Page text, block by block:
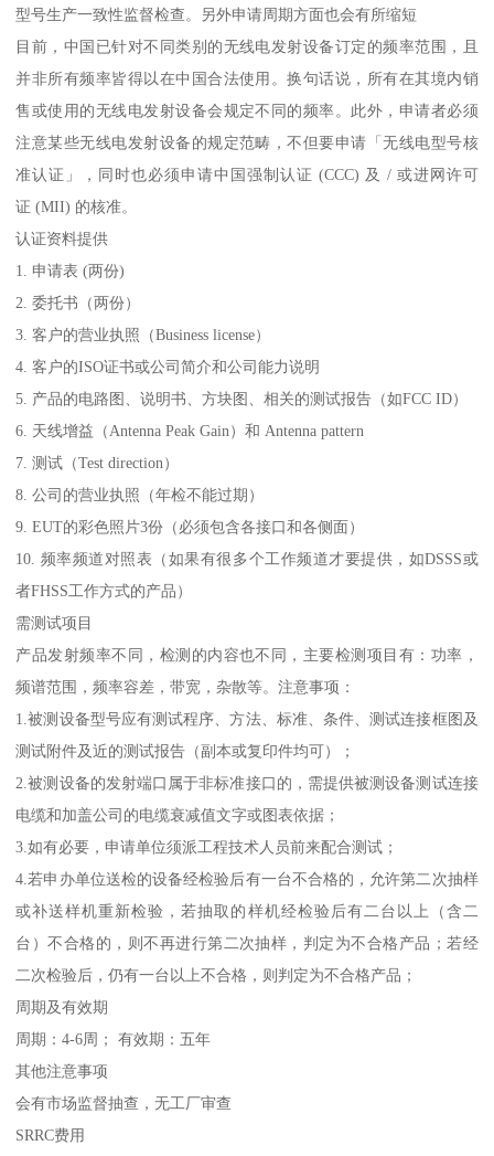
型号生产一致性监督检查。另外申请周期方面也会有所缩短
目前，中国已针对不同类别的无线电发射设备订定的频率范围，且
并非所有频率皆得以在中国合法使用。换句话说，所有在其境内销
售或使用的无线电发射设备会规定不同的频率。此外，申请者必须
注意某些无线电发射设备的规定范畴，不但要申请「无线电型号核
准认证」，同时也必须申请中国强制认证 (CCC) 及 / 或进网许可
证 (MII) 的核准。
认证资料提供
1. 申请表 (两份)
2. 委托书（两份）
3. 客户的营业执照（Business license）
4. 客户的ISO证书或公司简介和公司能力说明
5. 产品的电路图、说明书、方块图、相关的测试报告（如FCC ID）
6. 天线增益（Antenna Peak Gain）和 Antenna pattern
7. 测试（Test direction）
8. 公司的营业执照（年检不能过期）
9. EUT的彩色照片3份（必须包含各接口和各侧面）
10. 频率频道对照表（如果有很多个工作频道才要提供，如DSSS或
者FHSS工作方式的产品）
需测试项目
产品发射频率不同，检测的内容也不同，主要检测项目有：功率，
频谱范围，频率容差，带宽，杂散等。注意事项：
1.被测设备型号应有测试程序、方法、标准、条件、测试连接框图及
测试附件及近的测试报告（副本或复印件均可）；
2.被测设备的发射端口属于非标准接口的，需提供被测设备测试连接
电缆和加盖公司的电缆衰减值文字或图表依据；
3.如有必要，申请单位须派工程技术人员前来配合测试；
4.若申办单位送检的设备经检验后有一台不合格的，允许第二次抽样
或补送样机重新检验，若抽取的样机经检验后有二台以上（含二
台）不合格的，则不再进行第二次抽样，判定为不合格产品；若经
二次检验后，仍有一台以上不合格，则判定为不合格产品；
周期及有效期
周期：4-6周； 有效期：五年
其他注意事项
会有市场监督抽查，无工厂审查
SRRC费用